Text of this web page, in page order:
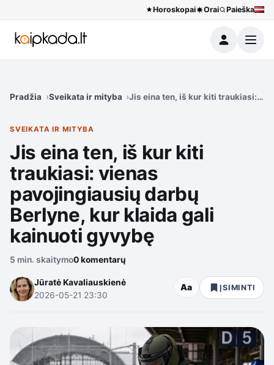
Horoskopai Orai Paieška
Meniu
Pradžia Sveikata ir mityba Jis eina ten, iš kur kiti traukiasi:
SVEIKATA IR MITYBA
Jis eina ten, iš kur kiti
traukiasi: vienas
pavojingiausių darbų
Berlyne, kur klaida gali
kainuoti gyvybę
5 min. skaitymo0 komentarų
Jūratė Kavaliauskienė
2026-05-21 23:30
Aa ĮSIMINTI